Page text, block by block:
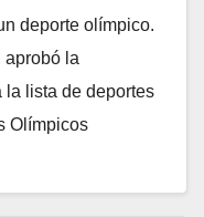
deporte olímpico.
aprobó la
lista de deportes
Olímpicos